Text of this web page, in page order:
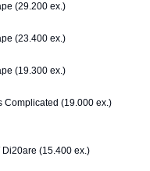
(29.200 ex.)
(23.400 ex.)
(19.300 ex.)
Complicated (19.000 ex.)
(15.400 ex.)